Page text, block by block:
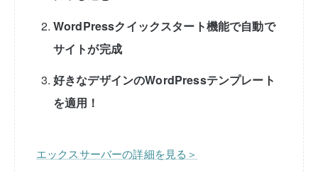
WordPressクイックスタート機能で自動で
サイトが完成
好きなデザインのWordPressテンプレート
を適用！
エックスサーバーの詳細を見る＞